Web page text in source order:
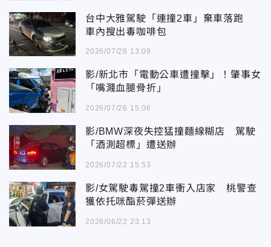
台中大雅駕駛「連撞2車」棄車落跑
車內搜出毒咖啡包
2026/07/28 13:09
影/新北市「電動公車遭撞擊」！肇事女
「嘴濺血腿骨折」
2026/07/26 15:06
影/BMW深夜失控猛撞麵線糊店 駕駛
「酒測超標」遭送辦
2026/07/22 15:53
影/女駕駛毒駕撞2車衝入店家 桃警查
獲依托咪酯菸彈送辦
2026/06/22 23:13